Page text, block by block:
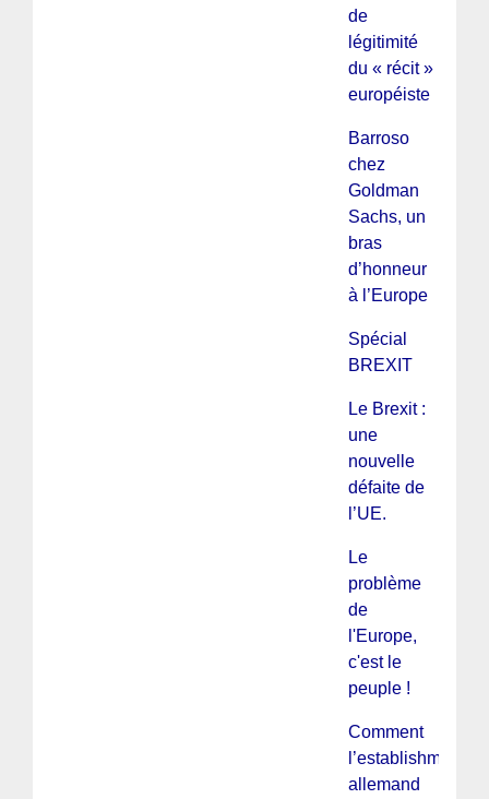
de
légitimité
du « récit »
européiste
Barroso
chez
Goldman
Sachs, un
bras
d’honneur
à l’Europe
Spécial
BREXIT
Le Brexit :
une
nouvelle
défaite de
l’UE.
Le
problème
de
l'Europe,
c'est le
peuple !
Comment
l’establishment
allemand